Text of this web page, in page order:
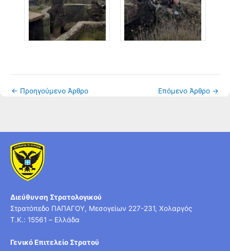
← Προηγούμενο Άρθρο Επόμενο Άρθρο →
Διεύθυνση Στρατολογικού
Στρατόπεδο ΠΑΠΑΓΟΥ, Μεσογείων 227-231, Χολαργός
T.K.: 15561 – Ελλάδα
Γενικό Επιτελείο Στρατού